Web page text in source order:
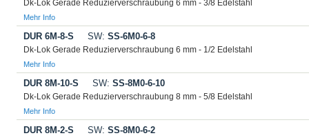
Dk-Lok Gerade Reduzierverschraubung 6 mm - 3/8 Edelstahl
Mehr Info
DUR 6M-8-S SW: SS-6M0-6-8
Dk-Lok Gerade Reduzierverschraubung 6 mm - 1/2 Edelstahl
Mehr Info
DUR 8M-10-S SW: SS-8M0-6-10
Dk-Lok Gerade Reduzierverschraubung 8 mm - 5/8 Edelstahl
Mehr Info
DUR 8M-2-S SW: SS-8M0-6-2